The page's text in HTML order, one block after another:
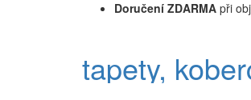
Doručení ZDARMA při
tapety,